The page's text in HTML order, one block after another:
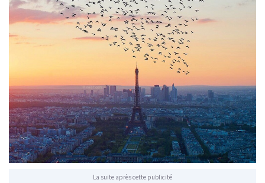
La suite après cette publicité